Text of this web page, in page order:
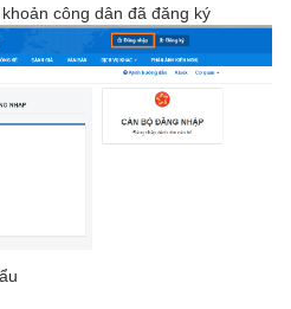
công dân đã đăng ký